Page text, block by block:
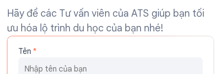
Hãy để các Tư vấn viên của ATS giúp bạn tối
ưu hóa lộ trình du học của bạn nhé!
Tên *